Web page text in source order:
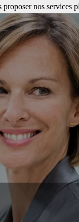
nos services